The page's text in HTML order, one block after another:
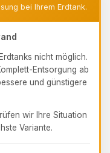
bei Ihrem Erdtank.
nicht möglich.
Entsorgung ab
und günstigere
wir Ihre Situation
Variante.